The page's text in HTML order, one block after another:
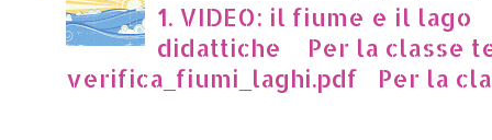
1. VIDEO: il fiume e il lago
didattiche Per la classe
verifica_fiumi_laghi.pdf Per la